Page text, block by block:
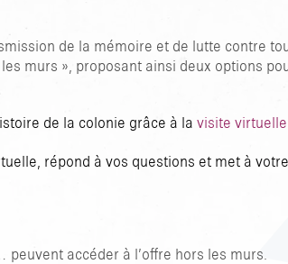
de la mémoire et de lutte contre
murs », proposant ainsi deux options
de la colonie grâce à la visite virtuelle
répond à vos questions et met à
accéder à l’offre hors les murs.